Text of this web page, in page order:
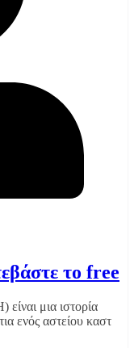
το free
μια ιστορία
ενός αστείου καστ